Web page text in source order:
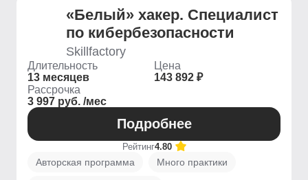
«Белый» хакер. Специалист
по кибербезопасности
Skillfactory
Длительность
13 месяцев
Цена
143 892 ₽
Рассрочка
3 997 руб. /мес
Подробнее
Рейтинг4.80
Авторская программа Много практики